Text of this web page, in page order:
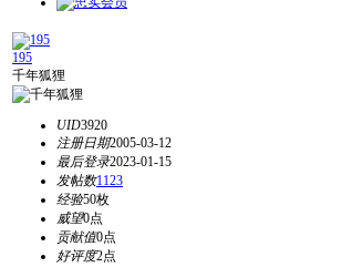
195
千年狐狸
UID3920
注册日期2005-03-12
最后登录2023-01-15
发帖数1123
经验50枚
威望0点
贡献值0点
好评度2点